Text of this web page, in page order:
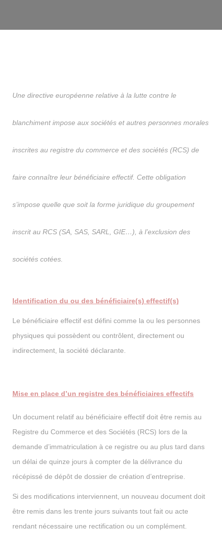
Une directive européenne relative à la lutte contre le
blanchiment impose aux sociétés et autres personnes morales
inscrites au registre du commerce et des sociétés (RCS) de
faire connaître leur bénéficiaire effectif. Cette obligation
s’impose quelle que soit la forme juridique du groupement
inscrit au RCS (SA, SAS, SARL, GIE…), à l’exclusion des
sociétés cotées.
Identification du ou des bénéficiaire(s) effectif(s)
Le bénéficiaire effectif est défini comme la ou les personnes
physiques qui possèdent ou contrôlent, directement ou
indirectement, la société déclarante.
Mise en place d’un registre des bénéficiaires effectifs
Un document relatif au bénéficiaire effectif doit être remis au
Registre du Commerce et des Sociétés (RCS) lors de la
demande d’immatriculation à ce registre ou au plus tard dans
un délai de quinze jours à compter de la délivrance du
récépissé de dépôt de dossier de création d’entreprise.
Si des modifications interviennent, un nouveau document doit
être remis dans les trente jours suivants tout fait ou acte
rendant nécessaire une rectification ou un complément.